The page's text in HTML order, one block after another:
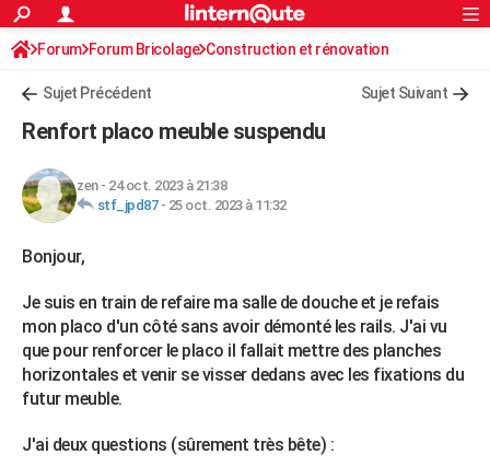
ACTUALITÉS
Politique
Société
Faits Divers
Education
Monde
Villes
+
Retraite
Impôts
Epargne
Immobilier
Risques naturels par ville
Banque
Assurance
Crédit
AUTO
HIGH-TECH
BRICOLAGE
Forum
Aménagement intérieur
Extérieur
Cuisine
Salle de bains
Jardinage
Rangement
WEEK-END
Guides de France
Escapades
Patrimoine
Expositions
Musées
Week-end nature
+LIFESTYLE
Rechercher
S'inscrire
Connexion
Forum Forum Bricolage Construction et rénovation
Sujet Précédent Sujet Suivant
Renfort placo meuble suspendu
zen- 24 oct. 2023 à 21:38
stf_jpd87- 25 oct. 2023 à 11:32
Bonjour,
Je suis en train de refaire ma salle de douche et je refais
mon placo d'un côté sans avoir démonté les rails. J'ai vu
que pour renforcer le placo il fallait mettre des planches
horizontales et venir se visser dedans avec les fixations du
futur meuble.
J'ai deux questions (sûrement très bête) :